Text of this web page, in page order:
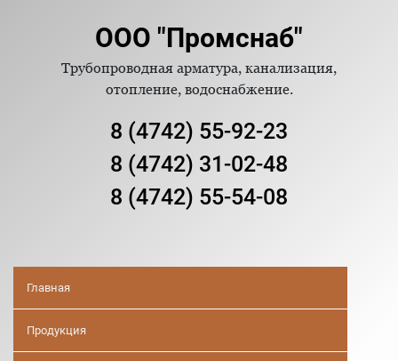
ООО "Промснаб"
Трубопроводная арматура, канализация,
отопление, водоснабжение.
8 (4742) 55-92-23
8 (4742) 31-02-48
8 (4742) 55-54-08
Главная
Продукция